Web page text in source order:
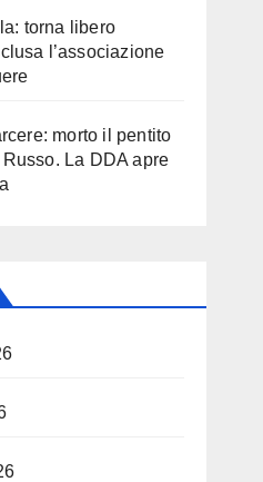
torna libero
l’associazione
morto il pentito
La DDA apre